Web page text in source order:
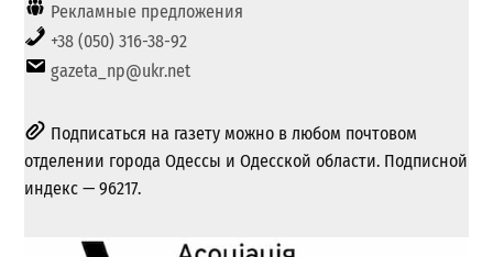
Рекламные предложения
+38 (050) 316-38-92
gazeta_np@ukr.net
Подписаться на газету можно в любом почтовом
отделении города Одессы и Одесской области. Подписной
индекс — 96217.